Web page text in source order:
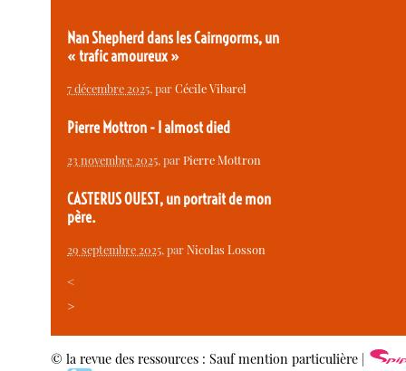
Nan Shepherd dans les Cairngorms, un
« trafic amoureux »
7 décembre 2025, parCécile Vibarel
Pierre Mottron - I almost died
23 novembre 2025, parPierre Mottron
CASTERUS OUEST, un portrait de mon
père.
29 septembre 2025, parNicolas Losson
<
>
© la revue des ressources : Sauf mention particulière |